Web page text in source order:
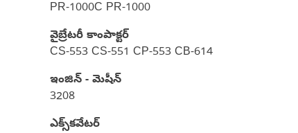
PR-1000C PR-1000
వైబ్రేటరీ కాంపాక్టర్
CS-553 CS-551 CP-553 CB-614
ఇంజిన్ - మెషీన్
3208
ఎక్స్‌కవేటర్